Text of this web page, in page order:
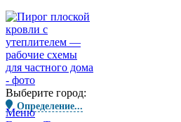
Выберите город:
Определение...
Меню